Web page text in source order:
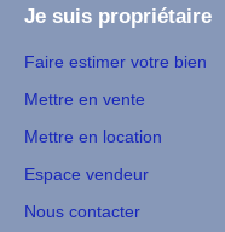
Je suis propriétaire
Faire estimer votre bien
Mettre en vente
Mettre en location
Espace vendeur
Nous contacter